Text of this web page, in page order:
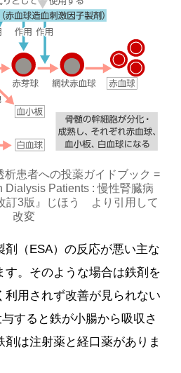
析患者への投薬ガイドブック =
Dialysis Patients : 慢性腎臓病
訂3版』じほう より引用して
改変
剤（ESA）の反応が悪い主な
す。そのような場合は鉄剤を
利用されず改善が見られない
すると鉄が小腸から吸収さ
は注射薬と経口薬がありま